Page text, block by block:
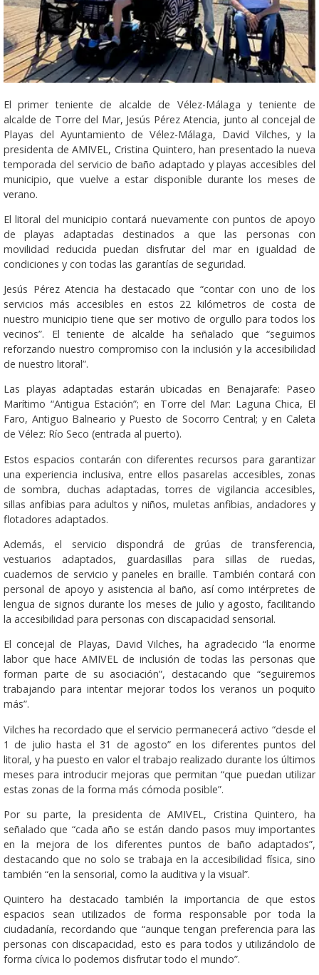
El primer teniente de alcalde de Vélez-Málaga y teniente de
alcalde de Torre del Mar, Jesús Pérez Atencia, junto al concejal de
Playas del Ayuntamiento de Vélez-Málaga, David Vilches, y la
presidenta de AMIVEL, Cristina Quintero, han presentado la nueva
temporada del servicio de baño adaptado y playas accesibles del
municipio, que vuelve a estar disponible durante los meses de
verano.
El litoral del municipio contará nuevamente con puntos de apoyo
de playas adaptadas destinados a que las personas con
movilidad reducida puedan disfrutar del mar en igualdad de
condiciones y con todas las garantías de seguridad.
Jesús Pérez Atencia ha destacado que “contar con uno de los
servicios más accesibles en estos 22 kilómetros de costa de
nuestro municipio tiene que ser motivo de orgullo para todos los
vecinos”. El teniente de alcalde ha señalado que “seguimos
reforzando nuestro compromiso con la inclusión y la accesibilidad
de nuestro litoral”.
Las playas adaptadas estarán ubicadas en Benajarafe: Paseo
Marítimo “Antigua Estación”; en Torre del Mar: Laguna Chica, El
Faro, Antiguo Balneario y Puesto de Socorro Central; y en Caleta
de Vélez: Río Seco (entrada al puerto).
Estos espacios contarán con diferentes recursos para garantizar
una experiencia inclusiva, entre ellos pasarelas accesibles, zonas
de sombra, duchas adaptadas, torres de vigilancia accesibles,
sillas anfibias para adultos y niños, muletas anfibias, andadores y
flotadores adaptados.
Además, el servicio dispondrá de grúas de transferencia,
vestuarios adaptados, guardasillas para sillas de ruedas,
cuadernos de servicio y paneles en braille. También contará con
personal de apoyo y asistencia al baño, así como intérpretes de
lengua de signos durante los meses de julio y agosto, facilitando
la accesibilidad para personas con discapacidad sensorial.
El concejal de Playas, David Vilches, ha agradecido “la enorme
labor que hace AMIVEL de inclusión de todas las personas que
forman parte de su asociación”, destacando que “seguiremos
trabajando para intentar mejorar todos los veranos un poquito
más”.
Vilches ha recordado que el servicio permanecerá activo “desde el
1 de julio hasta el 31 de agosto” en los diferentes puntos del
litoral, y ha puesto en valor el trabajo realizado durante los últimos
meses para introducir mejoras que permitan “que puedan utilizar
estas zonas de la forma más cómoda posible”.
Por su parte, la presidenta de AMIVEL, Cristina Quintero, ha
señalado que “cada año se están dando pasos muy importantes
en la mejora de los diferentes puntos de baño adaptados”,
destacando que no solo se trabaja en la accesibilidad física, sino
también “en la sensorial, como la auditiva y la visual”.
Quintero ha destacado también la importancia de que estos
espacios sean utilizados de forma responsable por toda la
ciudadanía, recordando que “aunque tengan preferencia para las
personas con discapacidad, esto es para todos y utilizándolo de
forma cívica lo podemos disfrutar todo el mundo”.